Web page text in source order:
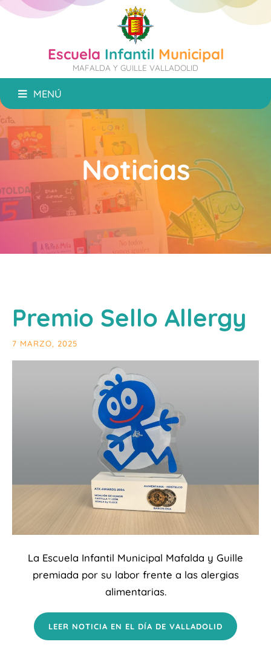
Escuela Infantil Municipal
MAFALDA Y GUILLE VALLADOLID
MENÚ
Noticias
Premio Sello Allergy
7 MARZO, 2025
La Escuela Infantil Municipal Mafalda y Guille
premiada por su labor frente a las alergias
alimentarias.
LEER NOTICIA EN EL DÍA DE VALLADOLID